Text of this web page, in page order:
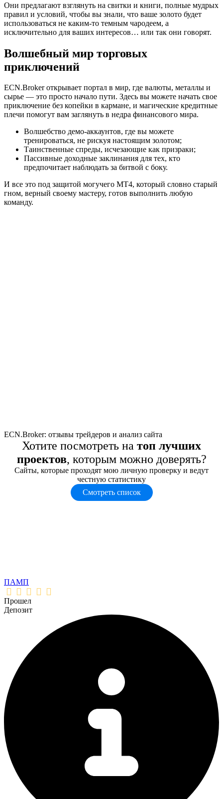
Они предлагают взглянуть на свитки и книги, полные мудрых
правил и условий, чтобы вы знали, что ваше золото будет
использоваться не каким-то темным чародеем, а
исключительно для ваших интересов… или так они говорят.
Волшебный мир торговых
приключений
ECN.Broker открывает портал в мир, где валюты, металлы и
сырье — это просто начало пути. Здесь вы можете начать свое
приключение без копейки в кармане, и магические кредитные
плечи помогут вам заглянуть в недра финансового мира.
Волшебство демо-аккаунтов, где вы можете
тренироваться, не рискуя настоящим золотом;
Таинственные спреды, исчезающие как призраки;
Пассивные доходные заклинания для тех, кто
предпочитает наблюдать за битвой с боку.
И все это под защитой могучего МТ4, который словно старый
гном, верный своему мастеру, готов выполнить любую
команду.
ECN.Broker: отзывы трейдеров и анализ сайта
Хотите посмотреть на топ лучших
проектов, которым можно доверять?
Сайты, которые проходят мою личную проверку и ведут
честную статистику
Смотреть список
ПАМП
Прошел
Депозит